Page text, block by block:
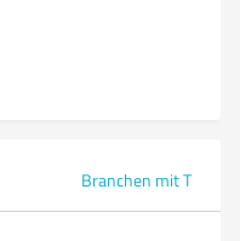
Branchen mit T